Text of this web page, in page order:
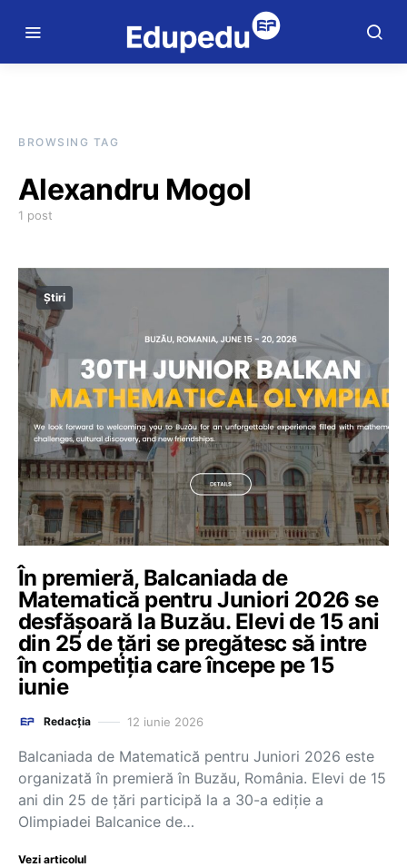
BROWSING TAG
Alexandru Mogol
1 post
Știri
În premieră, Balcaniada de
Matematică pentru Juniori 2026 se
desfășoară la Buzău. Elevi de 15 ani
din 25 de țări se pregătesc să intre
în competiția care începe pe 15
iunie
Redacția 12 iunie 2026
Balcaniada de Matematică pentru Juniori 2026 este
organizată în premieră în Buzău, România. Elevi de 15
ani din 25 de țări participă la a 30-a ediție a
Olimpiadei Balcanice de…
Vezi articolul